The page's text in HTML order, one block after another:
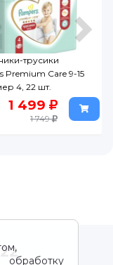
трусики
Premium Care 9-15
4, 22 шт.
1 499
1 749